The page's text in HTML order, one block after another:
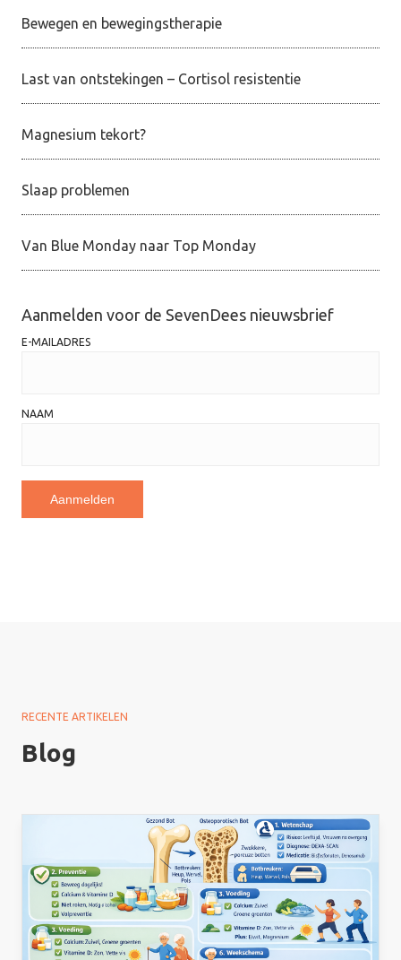
Bewegen en bewegingstherapie
Last van ontstekingen – Cortisol resistentie
Magnesium tekort?
Slaap problemen
Van Blue Monday naar Top Monday
Aanmelden voor de SevenDees nieuwsbrief
E-MAILADRES
NAAM
RECENTE ARTIKELEN
Blog